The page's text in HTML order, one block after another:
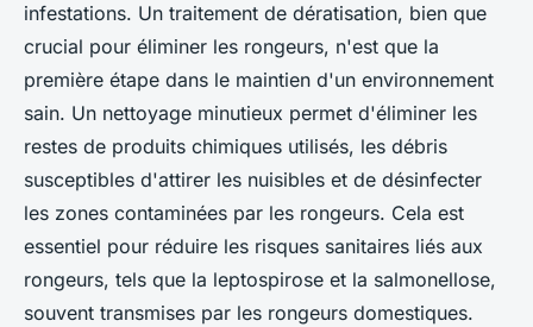
infestations. Un traitement de dératisation, bien que
crucial pour éliminer les rongeurs, n'est que la
première étape dans le maintien d'un environnement
sain. Un nettoyage minutieux permet d'éliminer les
restes de produits chimiques utilisés, les débris
susceptibles d'attirer les nuisibles et de désinfecter
les zones contaminées par les rongeurs. Cela est
essentiel pour réduire les risques sanitaires liés aux
rongeurs, tels que la leptospirose et la salmonellose,
souvent transmises par les rongeurs domestiques.